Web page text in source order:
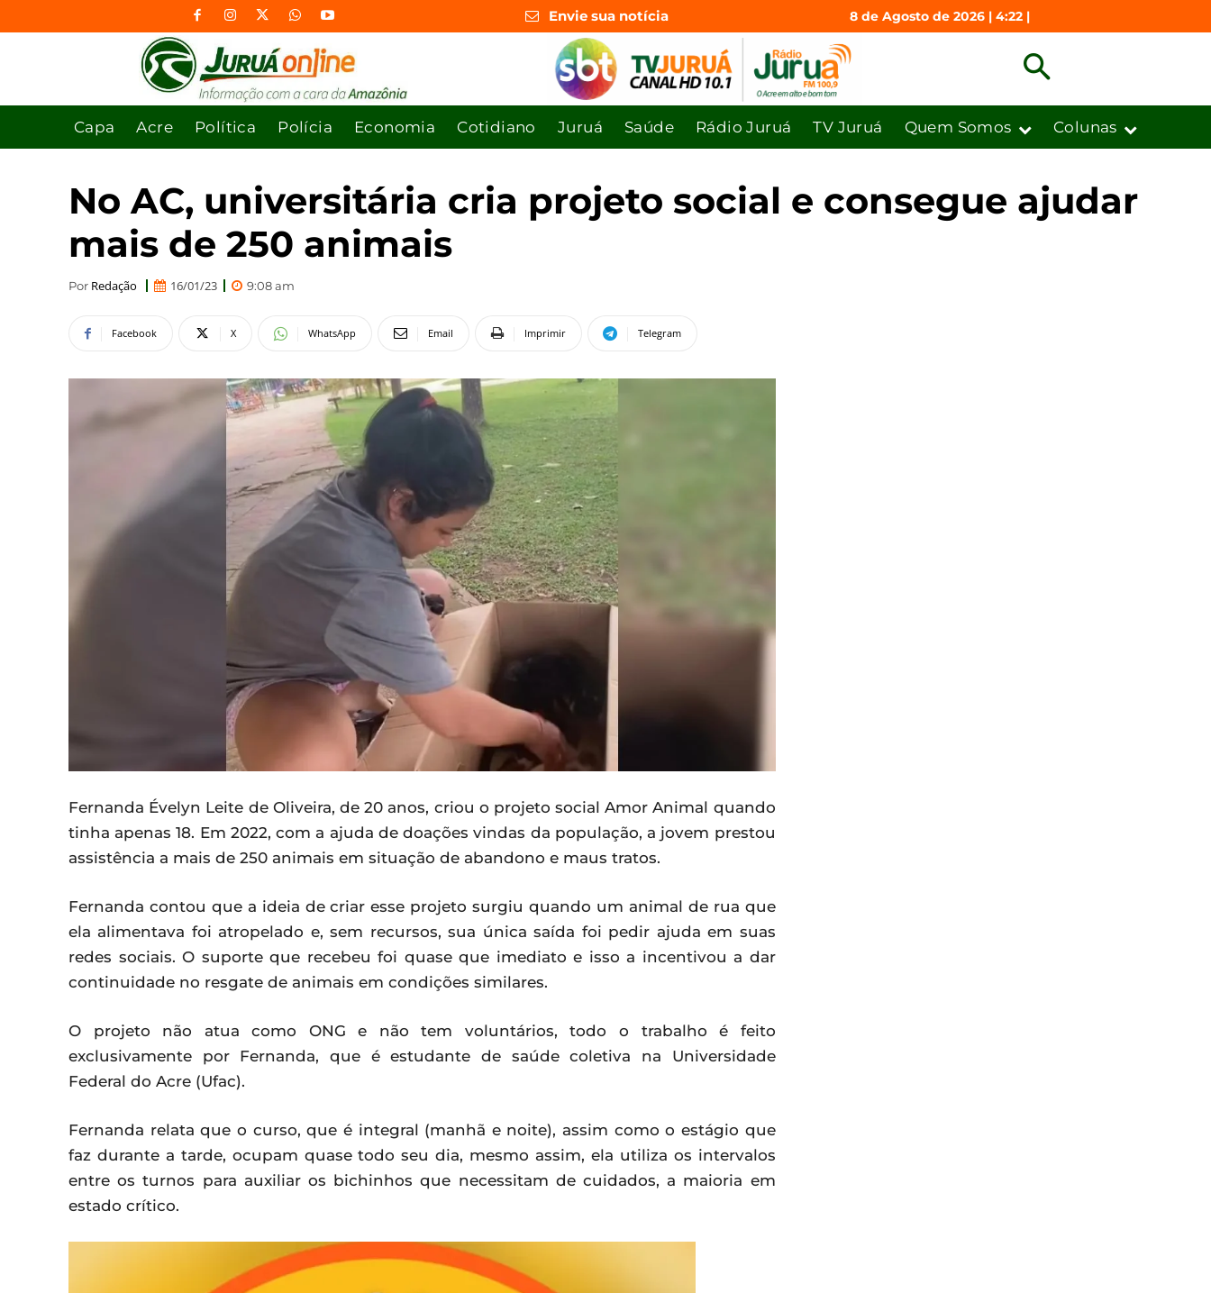
Envie sua notícia 8 de Agosto de 2026 | 4:22 |
Capa Acre Política Polícia Economia Cotidiano Juruá Saúde Rádio Juruá TV Juruá Quem Somos Colunas
No AC, universitária cria projeto social e consegue ajudar
mais de 250 animais
Por Redação 16/01/23 9:08 am
Facebook X WhatsApp Email Imprimir Telegram
Fernanda Évelyn Leite de Oliveira, de 20 anos, criou o projeto social Amor Animal quando
tinha apenas 18. Em 2022, com a ajuda de doações vindas da população, a jovem prestou
assistência a mais de 250 animais em situação de abandono e maus tratos.
Fernanda contou que a ideia de criar esse projeto surgiu quando um animal de rua que
ela alimentava foi atropelado e, sem recursos, sua única saída foi pedir ajuda em suas
redes sociais. O suporte que recebeu foi quase que imediato e isso a incentivou a dar
continuidade no resgate de animais em condições similares.
O projeto não atua como ONG e não tem voluntários, todo o trabalho é feito
exclusivamente por Fernanda, que é estudante de saúde coletiva na Universidade
Federal do Acre (Ufac).
Fernanda relata que o curso, que é integral (manhã e noite), assim como o estágio que
faz durante a tarde, ocupam quase todo seu dia, mesmo assim, ela utiliza os intervalos
entre os turnos para auxiliar os bichinhos que necessitam de cuidados, a maioria em
estado crítico.